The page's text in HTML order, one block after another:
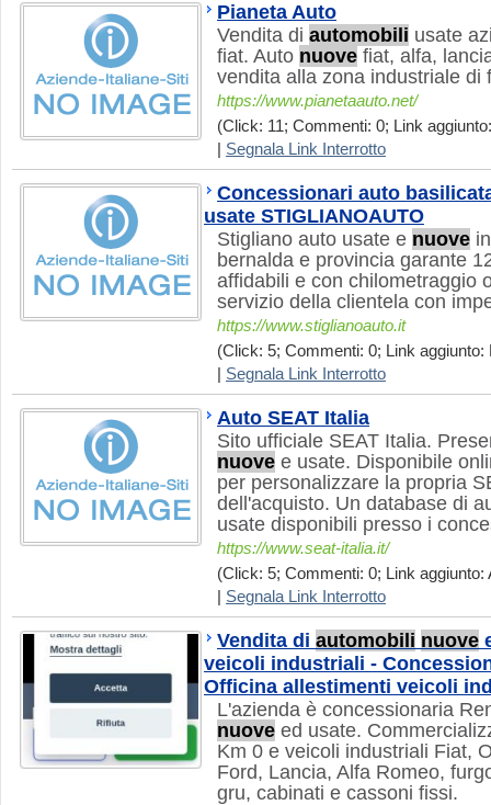
Pianeta Auto
Vendita di automobili usate
fiat. Auto nuove fiat, alfa,
vendita alla zona industriale di
https://www.pianetaauto.net/
(Click: 11; Commenti: 0; Link
Segnala Link Interrotto
Concessionari auto
usate STIGLIANOAUTO
Stigliano auto usate e nuove
bernalda e provincia garante
affidabili e con chilometraggio
servizio della clientela con
https://www.stiglianoauto.it
(Click: 5; Commenti: 0; Link aggiunto:
Segnala Link Interrotto
Auto SEAT Italia
Sito ufficiale SEAT Italia.
nuove e usate. Disponibile
per personalizzare la propria
dell'acquisto. Un database di
usate disponibili presso i
https://www.seat-italia.it/
(Click: 5; Commenti: 0; Link aggiunto:
Segnala Link Interrotto
Vendita di automobili nuove
veicoli industriali -
Officina allestimenti veicoli
L'azienda è concessionaria
nuove ed usate.
Km 0 e veicoli industriali Fiat,
Ford, Lancia, Alfa Romeo,
gru, cabinati e cassoni fissi.